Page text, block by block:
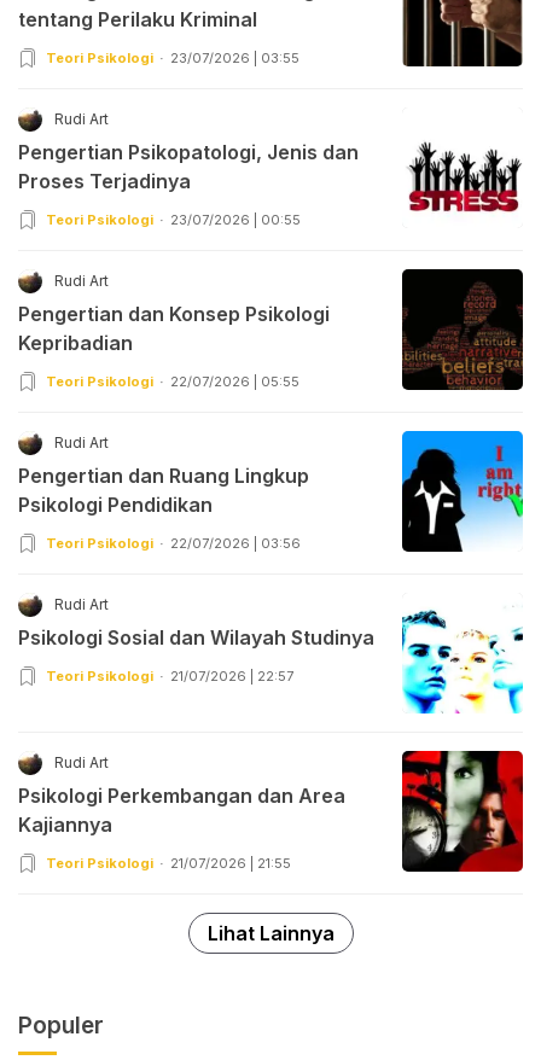
tentang Perilaku Kriminal
Teori Psikologi 23/07/2026 | 03:55
Rudi Art
Pengertian Psikopatologi, Jenis dan
Proses Terjadinya
Teori Psikologi 23/07/2026 | 00:55
Rudi Art
Pengertian dan Konsep Psikologi
Kepribadian
Teori Psikologi 22/07/2026 | 05:55
Rudi Art
Pengertian dan Ruang Lingkup
Psikologi Pendidikan
Teori Psikologi 22/07/2026 | 03:56
Rudi Art
Psikologi Sosial dan Wilayah Studinya
Teori Psikologi 21/07/2026 | 22:57
Rudi Art
Psikologi Perkembangan dan Area
Kajiannya
Teori Psikologi 21/07/2026 | 21:55
Lihat Lainnya
Populer